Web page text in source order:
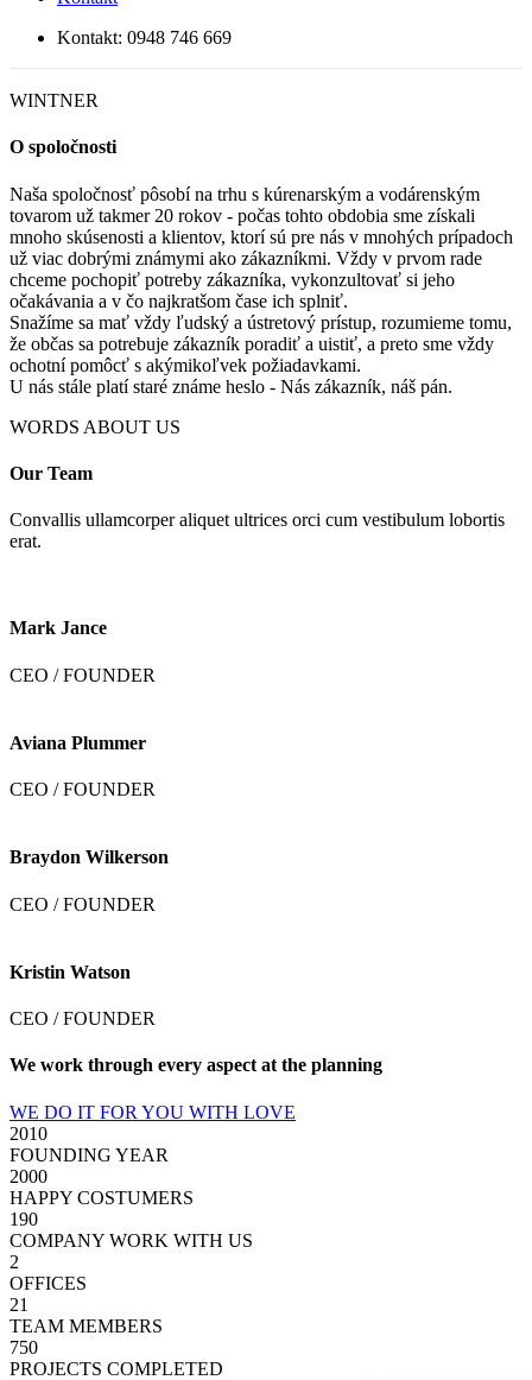
Kontakt: 0948 746 669
WINTNER
O spoločnosti
Naša spoločnosť pôsobí na trhu s kúrenarským a vodárenským
tovarom už takmer 20 rokov - počas tohto obdobia sme získali
mnoho skúsenosti a klientov, ktorí sú pre nás v mnohých prípadoch
už viac dobrými známymi ako zákazníkmi. Vždy v prvom rade
chceme pochopiť potreby zákazníka, vykonzultovať si jeho
očakávania a v čo najkratšom čase ich splniť.
Snažíme sa mať vždy ľudský a ústretový prístup, rozumieme tomu,
že občas sa potrebuje zákazník poradiť a uistiť, a preto sme vždy
ochotní pomôcť s akýmikoľvek požiadavkami.
U nás stále platí staré známe heslo - Nás zákazník, náš pán.
WORDS ABOUT US
Our Team
Convallis ullamcorper aliquet ultrices orci cum vestibulum lobortis
erat.
Mark Jance
CEO / FOUNDER
Aviana Plummer
CEO / FOUNDER
Braydon Wilkerson
CEO / FOUNDER
Kristin Watson
CEO / FOUNDER
We work through every aspect at the planning
WE DO IT FOR YOU WITH LOVE
2010
FOUNDING YEAR
2000
HAPPY COSTUMERS
190
COMPANY WORK WITH US
2
OFFICES
21
TEAM MEMBERS
750
PROJECTS COMPLETED